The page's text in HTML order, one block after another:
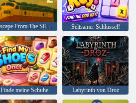
Escape From The Silence 2 ein Neuanfang Seltsamer Schlüssel!
Finde meine Schuhe Labyrinth von Droz